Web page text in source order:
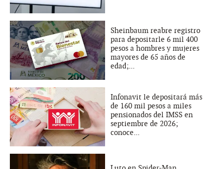
Sheinbaum reabre registro
para depositarle 6 mil 400
pesos a hombres y mujeres
mayores de 65 años de
edad;...
Infonavit le depositará más
de 160 mil pesos a miles
pensionados del IMSS en
septiembre de 2026;
conoce...